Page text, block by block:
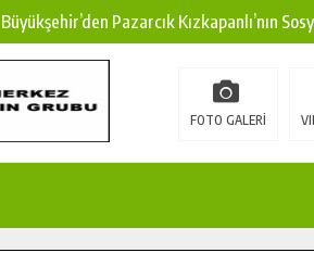
Büyükşehir’den Pazarcık Kızkapanlı’nın
Büyükşehir’den Pazarcık Kırsalına Modern
Çin’den KSÜ’ye Uluslararası Başarı:
FOTO GALERİ